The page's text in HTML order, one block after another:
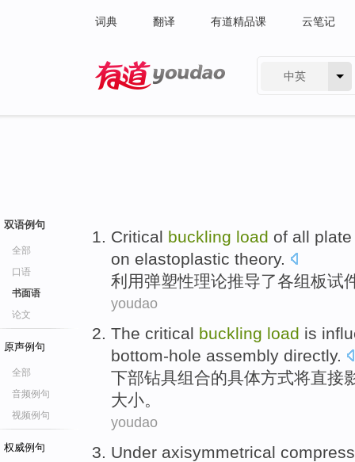
词典 翻译 有道精品课 云笔记
中英
双语例句
全部
口语
书面语
论文
原声例句
全部
音频例句
视频例句
权威例句
Critical buckling load of all plate
on elastoplastic theory.
利用弹塑性理论推导了各组板试
youdao
The critical buckling load is
bottom-hole assembly directly.
下部钻具组合的具体方式将直接
大小。
youdao
Under axisymmetrical